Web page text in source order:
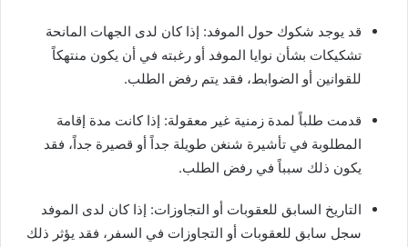
قد يوجد شكوك حول الموفد: إذا كان لدى الجهات المانحة
تشكيكات بشأن نوايا الموفد أو رغبته في أن يكون منتهكاً
للقوانين أو الضوابط، فقد يتم رفض الطلب.
قدمت طلباً لمدة زمنية غير معقولة: إذا كانت مدة إقامة
المطلوبة في تأشيرة شنغن طويلة جداً أو قصيرة جداً، فقد
يكون ذلك سبباً في رفض الطلب.
التاريخ السابق للعقوبات أو التجاوزات: إذا كان لدى الموفد
سجل سابق للعقوبات أو التجاوزات في السفر، فقد يؤثر ذلك